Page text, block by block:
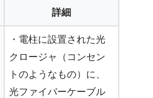
詳細
・電柱に設置された光
クロージャ（コンセン
トのようなもの）に、
光ファイバーケーブル